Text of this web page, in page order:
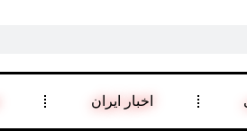
اخبار ایران